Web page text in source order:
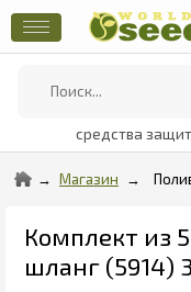
средства
Магазин
Комплект из
шланг (5914)